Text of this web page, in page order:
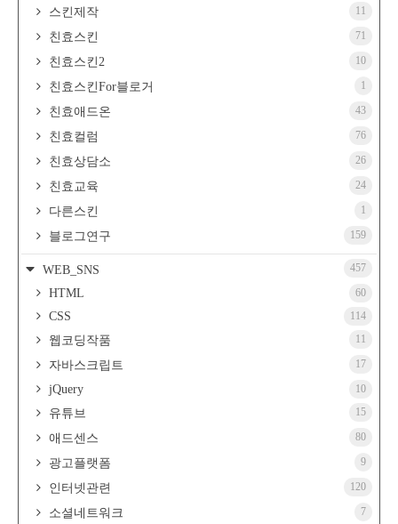
스킨제작 11
친효스킨 71
친효스킨2 10
친효스킨For블로거 1
친효애드온 43
친효컬럼 76
친효상담소 26
친효교육 24
다른스킨 1
블로그연구 159
WEB_SNS 457
HTML 60
CSS 114
웹코딩작품 11
자바스크립트 17
jQuery 10
유튜브 15
애드센스 80
광고플랫폼 9
인터넷관련 120
소셜네트워크 7